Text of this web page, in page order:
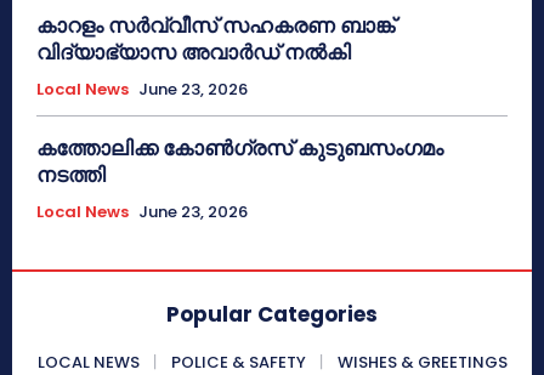
കാറളം സർവ്വീസ് സഹകരണ ബാങ്ക്
വിദ്യാഭ്യാസ അവാർഡ് നൽകി
Local News June 23, 2026
കത്തോലിക്ക കോൺഗ്രസ് കുടുബസംഗമം
നടത്തി
Local News June 23, 2026
Popular Categories
LOCAL NEWS POLICE & SAFETY
WISHES & GREETINGS